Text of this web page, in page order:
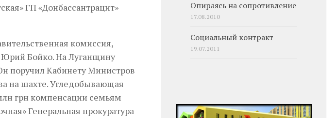
ГП «Донбассантрацит»
комиссия,
Юрий Бойко. На Луганщину
поручил Кабинету Министров
на шахте. Угледобывающая
грн компенсации семьям
Генеральная прокуратура
Опираясь на сопротивление
17.08.2010
Социальный контракт
19.07.2011